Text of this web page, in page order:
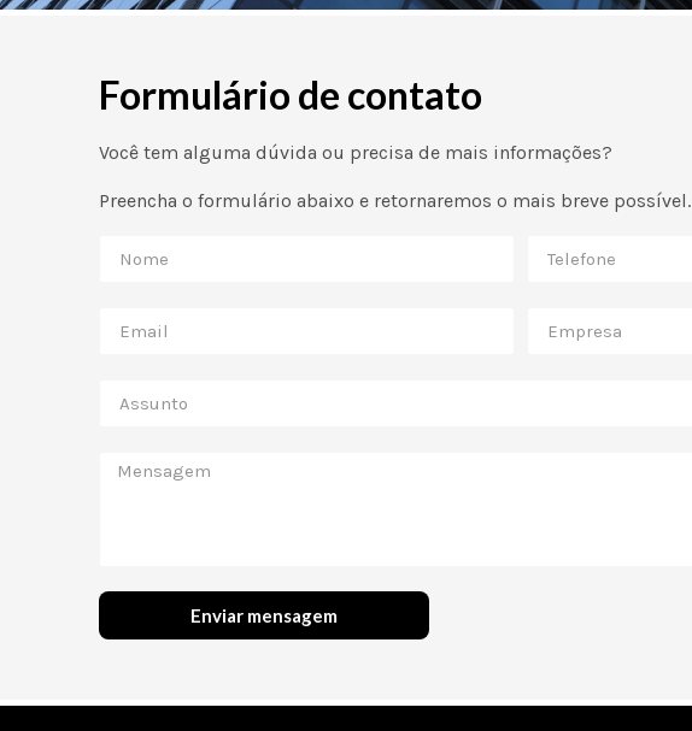
Formulário de contato
Você tem alguma dúvida ou precisa de mais informações?
Preencha o formulário abaixo e retornaremos o mais breve possível.
Enviar mensagem